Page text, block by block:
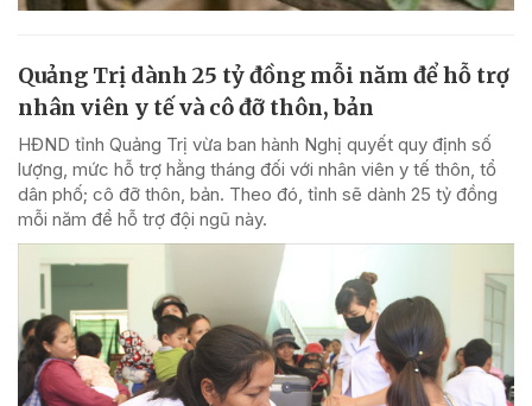
Quảng Trị dành 25 tỷ đồng mỗi năm để hỗ trợ
nhân viên y tế và cô đỡ thôn, bản
HĐND tỉnh Quảng Trị vừa ban hành Nghị quyết quy định số
lượng, mức hỗ trợ hằng tháng đối với nhân viên y tế thôn, tổ
dân phố; cô đỡ thôn, bản. Theo đó, tỉnh sẽ dành 25 tỷ đồng
mỗi năm để hỗ trợ đội ngũ này.